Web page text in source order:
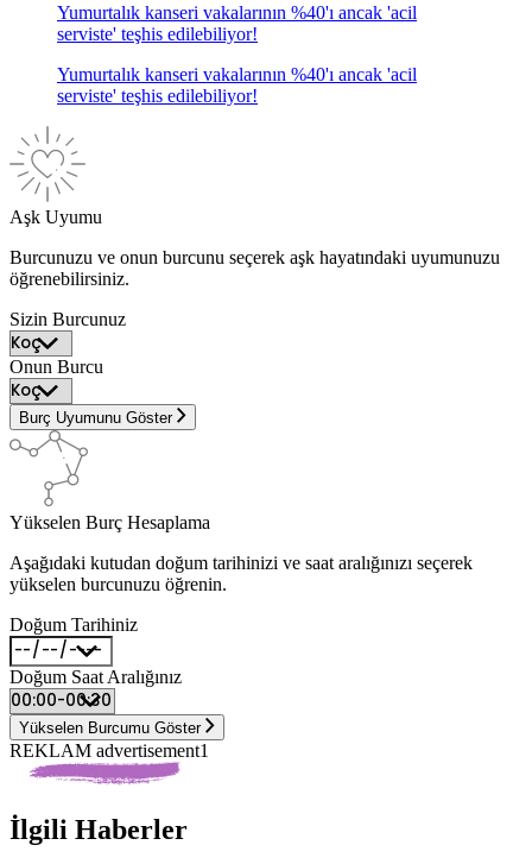
Yumurtalık kanseri vakalarının %40'ı ancak 'acil
serviste' teşhis edilebiliyor!
Yumurtalık kanseri vakalarının %40'ı ancak 'acil
serviste' teşhis edilebiliyor!
Aşk Uyumu
Burcunuzu ve onun burcunu seçerek aşk hayatındaki uyumunuzu
öğrenebilirsiniz.
Sizin Burcunuz
Onun Burcu
Burç Uyumunu Göster
Yükselen Burç Hesaplama
Aşağıdaki kutudan doğum tarihinizi ve saat aralığınızı seçerek
yükselen burcunuzu öğrenin.
Doğum Tarihiniz
Doğum Saat Aralığınız
Yükselen Burcumu Göster
REKLAM advertisement1
İlgili Haberler